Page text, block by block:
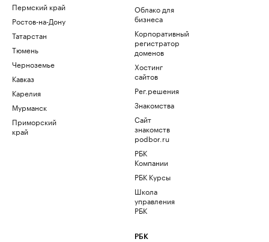
Пермский край
Ростов-на-Дону
Татарстан
Тюмень
Черноземье
Кавказ
Карелия
Мурманск
Приморский
край
Облако для
бизнеса
Корпоративный
регистратор
доменов
Хостинг
сайтов
Рег.решения
Знакомства
Сайт
знакомств
podbor.ru
РБК
Компании
РБК Курсы
Школа
управления
РБК
РБК